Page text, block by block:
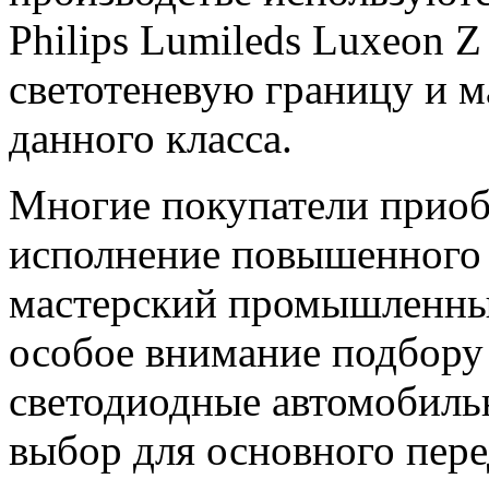
Philips Lumileds Luxeon
светотеневую границу и
данного класса.
Многие покупатели
исполнение повышенного
мастерский
особое внимание
светодиодные
выбор для основного